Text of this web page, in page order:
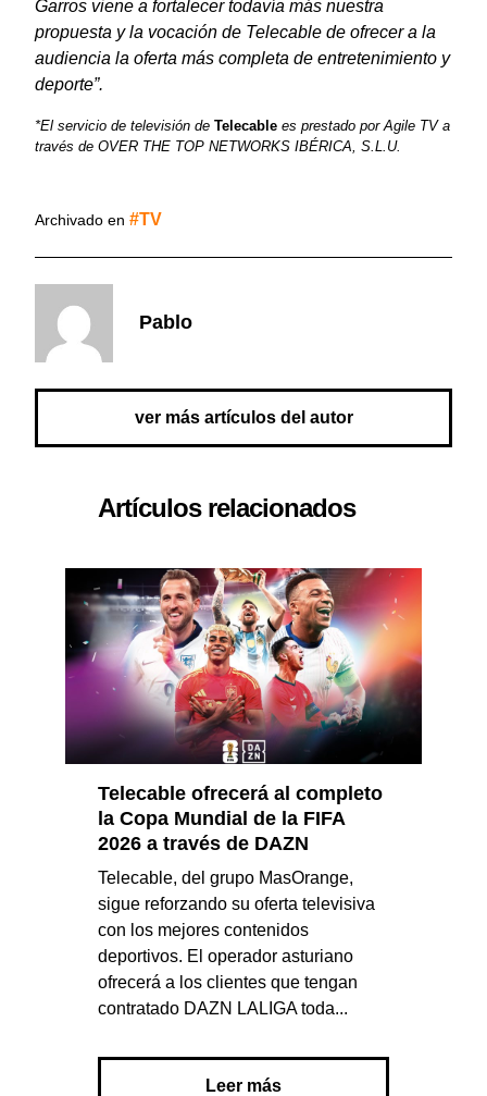
Garros viene a fortalecer todavía más nuestra
propuesta y la vocación de Telecable de ofrecer a la
audiencia la oferta más completa de entretenimiento y
deporte”.
*El servicio de televisión de Telecable es prestado por Agile TV a
través de OVER THE TOP NETWORKS IBÉRICA, S.L.U.
Archivado en TV
Pablo
ver más artículos del autor
Artículos relacionados
Telecable ofrecerá al completo
la Copa Mundial de la FIFA
2026 a través de DAZN
Telecable, del grupo MasOrange,
sigue reforzando su oferta televisiva
con los mejores contenidos
deportivos. El operador asturiano
ofrecerá a los clientes que tengan
contratado DAZN LALIGA toda...
Leer más